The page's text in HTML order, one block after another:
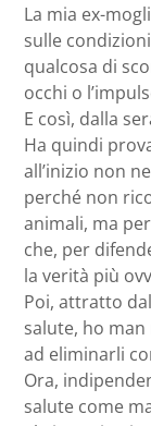
La mia ex-
sulle
qualcosa di
occhi o
E così, dalla
Ha quindi
all’inizio non
perché non
animali, ma
che, per
la verità più
Poi, attratto
salute, ho
ad eliminarli
Ora,
salute come